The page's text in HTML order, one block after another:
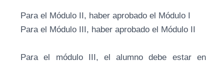
Para el Módulo II, haber aprobado el Módulo I
Para el Módulo III, haber aprobado el Módulo II
Para el módulo III, el alumno debe estar en